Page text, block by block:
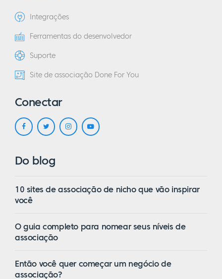
Integrações
Ferramentas do desenvolvedor
Suporte
Site de associação Done For You
Conectar
Do blog
10 sites de associação de nicho que vão inspirar
você
O guia completo para nomear seus níveis de
associação
Então você quer começar um negócio de
associação?